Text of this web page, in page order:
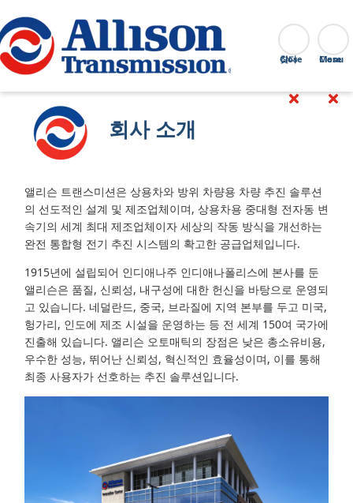
Go Home 찾다
Close
회사 소개
앨리슨 트랜스미션은 상용차와 방위 차량용 차량 추진 솔루션
의 선도적인 설계 및 제조업체이며, 상용차용 중대형 전자동 변
속기의 세계 최대 제조업체이자 세상의 작동 방식을 개선하는
완전 통합형 전기 추진 시스템의 확고한 공급업체입니다.
1915년에 설립되어 인디애나주 인디애나폴리스에 본사를 둔
앨리슨은 품질, 신뢰성, 내구성에 대한 헌신을 바탕으로 운영되
고 있습니다. 네덜란드, 중국, 브라질에 지역 본부를 두고 미국,
헝가리, 인도에 제조 시설을 운영하는 등 전 세계 150여 국가에
진출해 있습니다. 앨리슨 오토매틱의 장점은 낮은 총소유비용,
우수한 성능, 뛰어난 신뢰성, 혁신적인 효율성이며, 이를 통해
최종 사용자가 선호하는 추진 솔루션입니다.